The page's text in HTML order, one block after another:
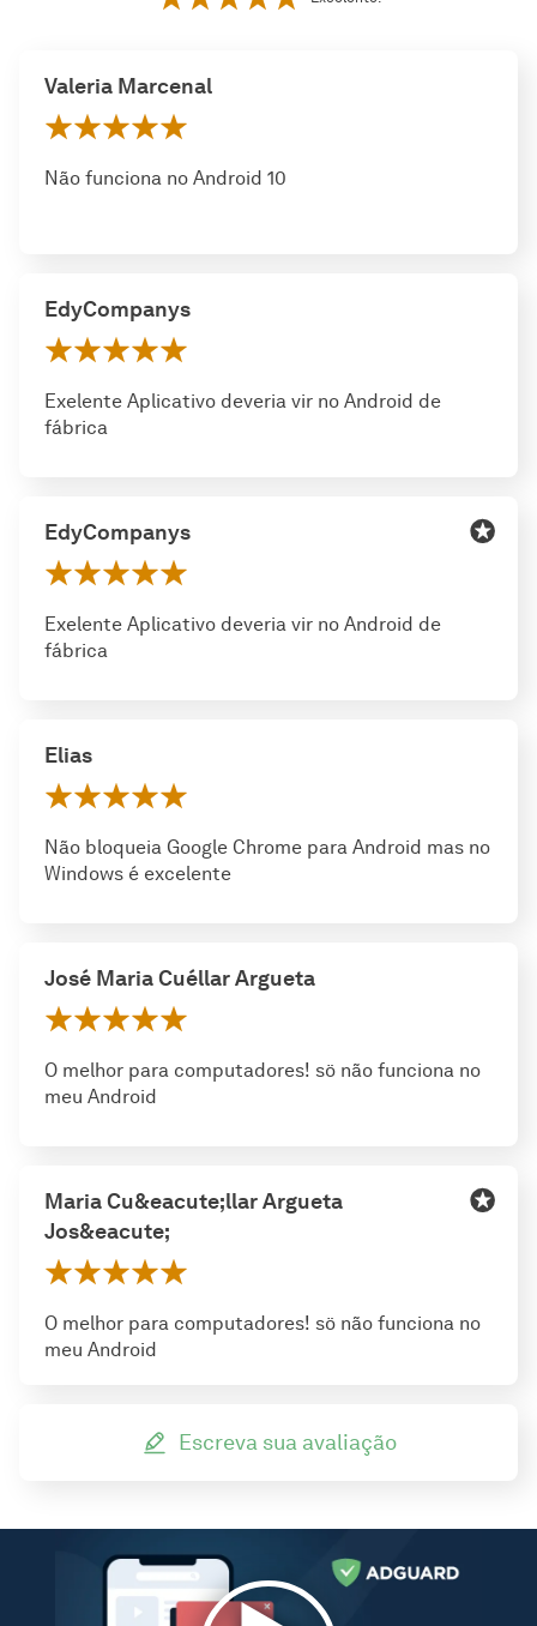
Valeria Marcenal
Não funciona no Android 10
EdyCompanys
Exelente Aplicativo deveria vir no Android de
fábrica
EdyCompanys
Exelente Aplicativo deveria vir no Android de
fábrica
Elias
Não bloqueia Google Chrome para Android mas no
Windows é excelente
José Maria Cuéllar Argueta
O melhor para computadores! sö não funciona no
meu Android
Maria Cu&eacute;llar Argueta
Jos&eacute;
O melhor para computadores! sö não funciona no
meu Android
Escreva sua avaliação